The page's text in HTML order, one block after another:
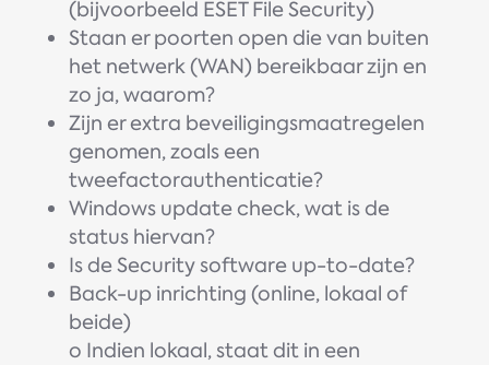
(bijvoorbeeld ESET File Security)
Staan er poorten open die van buiten
het netwerk (WAN) bereikbaar zijn en
zo ja, waarom?
Zijn er extra beveiligingsmaatregelen
genomen, zoals een
tweefactorauthenticatie?
Windows update check, wat is de
status hiervan?
Is de Security software up-to-date?
Back-up inrichting (online, lokaal of
beide)
o Indien lokaal, staat dit in een